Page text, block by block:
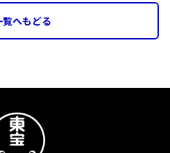
覧へもどる